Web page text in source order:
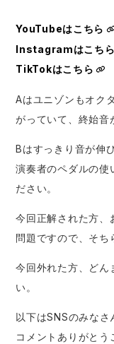
YouTubeはこちら
Instagramはこちら
TikTokはこちら
Aはユニゾンもオク
がっていて、終始音
Bはすっきり音が伸
演奏者のペダルの使
ださい。
今回正解された方、
問題ですので、そち
今回外れた方、どん
い。
以下はSNSのみな
コメントありがと